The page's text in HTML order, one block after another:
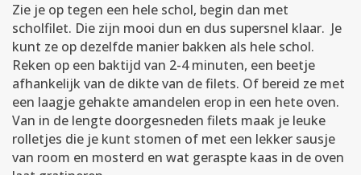
Zie je op tegen een hele schol, begin dan met
scholfilet. Die zijn mooi dun en dus supersnel klaar. Je
kunt ze op dezelfde manier bakken als hele schol.
Reken op een baktijd van 2-4 minuten, een beetje
afhankelijk van de dikte van de filets. Of bereid ze met
een laagje gehakte amandelen erop in een hete oven.
Van in de lengte doorgesneden filets maak je leuke
rolletjes die je kunt stomen of met een lekker sausje
van room en mosterd en wat geraspte kaas in de oven